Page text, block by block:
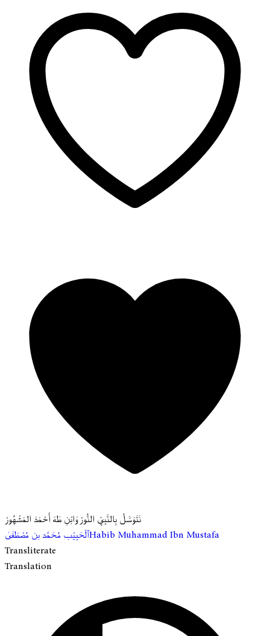
نَتَوَسَّلُ بِالنَّبِيِّ النُّورْ وَابْنِ طٰهَ أَحْمَدَ المَشْهُورْ
ٱلْحَبِيْب مُحَمَّد بن مُصْطَفَىٰHabib Muhammad Ibn Mustafa
Transliterate
Translation